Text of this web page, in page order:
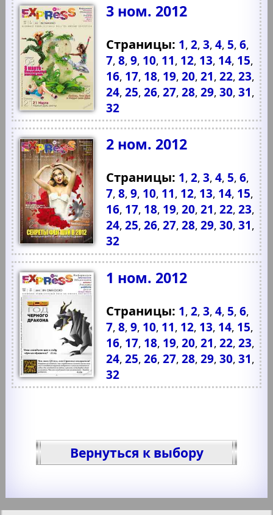
3 ном. 2012
Страницы: 1,2,3,4, 5,6,
7,8,9, 10, 11, 12, 13, 14, 15,
16, 17, 18, 19,20,21,22,23,
24,25,26,27,28,29,30,31,
32
2 ном. 2012
Страницы: 1,2,3,4, 5,6,
7,8,9, 10, 11, 12, 13, 14, 15,
16, 17, 18, 19,20,21,22,23,
24,25,26,27,28,29,30,31,
32
1 ном. 2012
Страницы: 1,2,3,4, 5,6,
7,8,9, 10, 11, 12, 13, 14, 15,
16, 17, 18, 19,20,21,22,23,
24,25,26,27,28,29,30,31,
32
Вернуться к выбору